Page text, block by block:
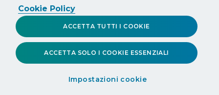
Cookie Policy
Impostazioni cookie
ACCETTA SOLO I COOKIE ESSENZIALI
ACCETTA TUTTI I COOKIE